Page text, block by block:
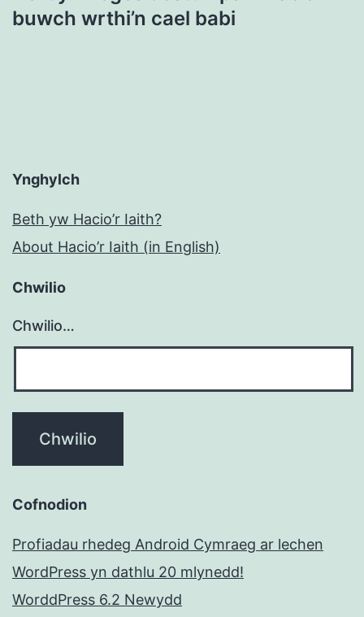
buwch wrthi’n cael babi
Ynghylch
Beth yw Hacio’r Iaith?
About Hacio’r Iaith (in English)
Chwilio
Chwilio…
Cofnodion
Profiadau rhedeg Android Cymraeg ar lechen
WordPress yn dathlu 20 mlynedd!
WorddPress 6.2 Newydd